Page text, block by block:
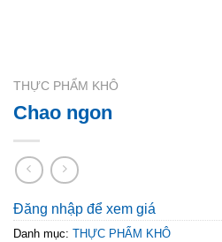
THỰC PHẨM KHÔ
Chao ngon
Đăng nhập để xem giá
Danh mục: THỰC PHẨM KHÔ